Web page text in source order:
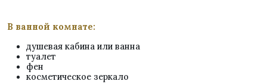
В ванной комнате:
душевая кабина или ванна
туалет
фен
косметическое зеркало